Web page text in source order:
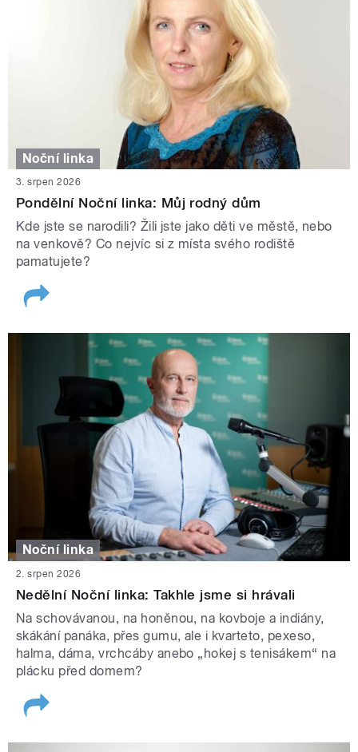
Noční linka
3. srpen 2026
Pondělní Noční linka: Můj rodný dům
Kde jste se narodili? Žili jste jako děti ve městě, nebo
na venkově? Co nejvíc si z místa svého rodiště
pamatujete?
Noční linka
2. srpen 2026
Nedělní Noční linka: Takhle jsme si hrávali
Na schovávanou, na honěnou, na kovboje a indiány,
skákání panáka, přes gumu, ale i kvarteto, pexeso,
halma, dáma, vrchcáby anebo „hokej s tenisákem“ na
plácku před domem?